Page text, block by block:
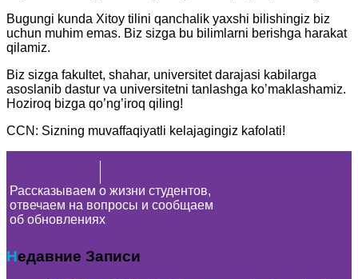
Bugungi kunda Xitoy tilini qanchalik yaxshi bilishingiz biz
uchun muhim emas. Biz sizga bu bilimlarni berishga harakat
qilamiz.
Biz sizga fakultet, shahar, universitet darajasi kabilarga
asoslanib dastur va universitetni tanlashga ko’maklashamiz.
Hoziroq bizga qo’ng’iroq qiling!
CCN: Sizning muvaffaqiyatli kelajagingiz kafolati!
Рассказываем о жизни студентов,
отвечаем на вопросы и сообщаем
об обновлениях
Недавние Записи